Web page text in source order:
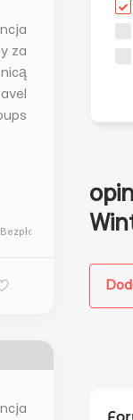
Bezpłatna oferta pracy